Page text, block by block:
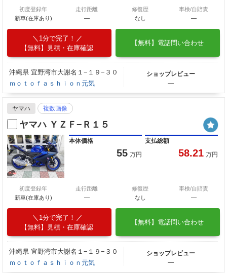
初度登録年
新車(在庫あり)
走行距離
―
修復歴
なし
車検/自賠責
―
1分で完了！
【無料】見積・在庫確認
【無料】電話問い合わせ
沖縄県 宜野湾市大謝名１−１９−３０
ｍｏｔｏｆａｓｈｉｏｎ元気
ショップレビュー
―
ヤマハ 複数画像
ヤマハ ＹＺＦ−Ｒ１５
本体価格
55 万円
支払総額
58.21 万円
初度登録年
新車(在庫あり)
走行距離
―
修復歴
なし
車検/自賠責
―
1分で完了！
【無料】見積・在庫確認
【無料】電話問い合わせ
沖縄県 宜野湾市大謝名１−１９−３０
ｍｏｔｏｆａｓｈｉｏｎ元気
ショップレビュー
―